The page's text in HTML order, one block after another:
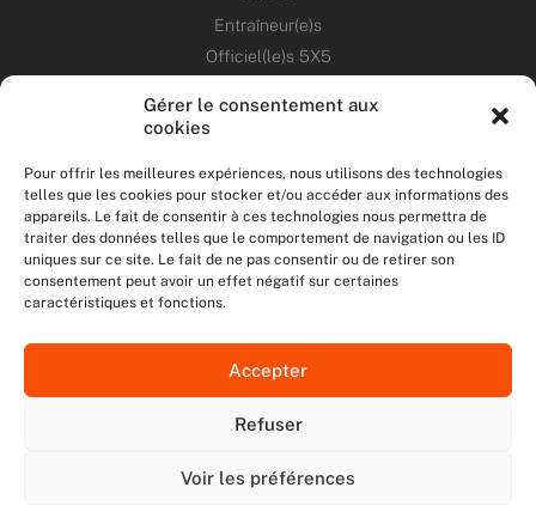
Gérer le consentement aux
cookies
Pour offrir les meilleures expériences, nous utilisons des technologies
telles que les cookies pour stocker et/ou accéder aux informations des
appareils. Le fait de consentir à ces technologies nous permettra de
traiter des données telles que le comportement de navigation ou les ID
uniques sur ce site. Le fait de ne pas consentir ou de retirer son
consentement peut avoir un effet négatif sur certaines
caractéristiques et fonctions.
Accepter
Refuser
Voir les préférences
Entraîneur(e)s
Officiel(le)s 5X5
ANNONCES
ÉVÉNEMENTS
NOS RÉSEAUX SOCIAUX
b
T
i
t
I
s
a
u
MENTIONS LÉGALES
DONNÉES PERSONNELLES